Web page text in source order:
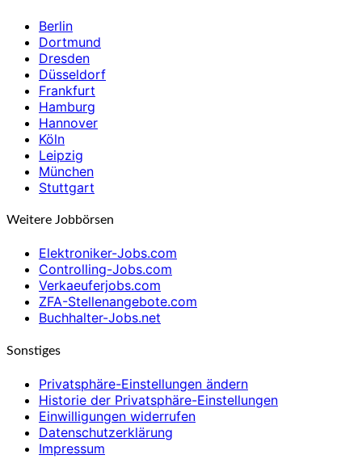
Berlin
Dortmund
Dresden
Düsseldorf
Frankfurt
Hamburg
Hannover
Köln
Leipzig
München
Stuttgart
Weitere Jobbörsen
Elektroniker-Jobs.com
Controlling-Jobs.com
Verkaeuferjobs.com
ZFA-Stellenangebote.com
Buchhalter-Jobs.net
Sonstiges
Privatsphäre-Einstellungen ändern
Historie der Privatsphäre-Einstellungen
Einwilligungen widerrufen
Datenschutzerklärung
Impressum